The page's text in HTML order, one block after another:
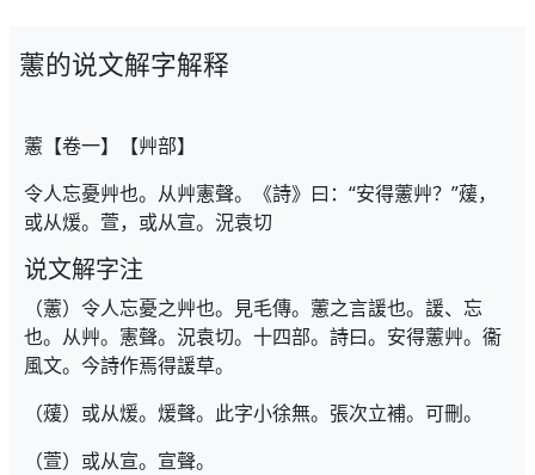
藼的说文解字解释
藼【卷一】【艸部】
令人忘憂艸也。从艸憲聲。《詩》曰：“安得藼艸？”蕿，
或从煖。萱，或从宣。況袁切
说文解字注
（藼）令人忘憂之艸也。見毛傳。藼之言諼也。諼、忘
也。从艸。憲聲。況袁切。十四部。詩曰。安得藼艸。衞
風文。今詩作焉得諼草。
（蕿）或从煖。煖聲。此字小徐無。張次立補。可刪。
（萱）或从宣。宣聲。